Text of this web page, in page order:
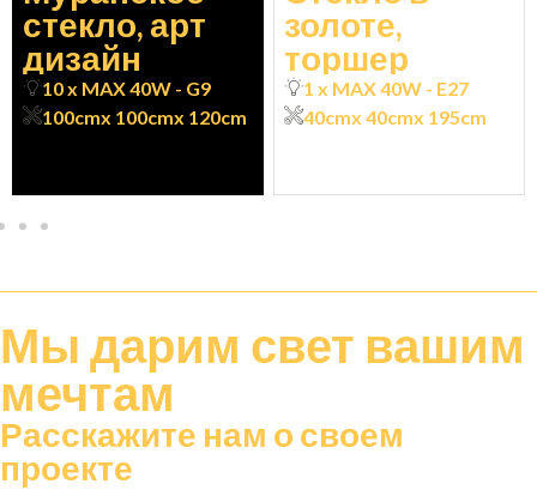
стекло, арт
дизайн
10 x MAX 40W - G9
100cmx 100cmx 120cm
золоте,
торшер
1 x MAX 40W - E27
40cmx 40cmx 195cm
Мы дарим свет вашим
мечтам
Расскажите нам о своем
проекте